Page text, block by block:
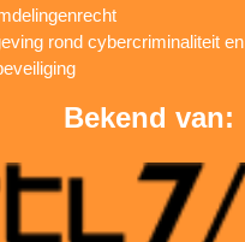
rond cybercriminaliteit en
Bekend van: